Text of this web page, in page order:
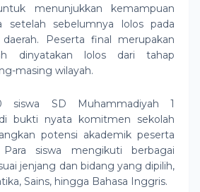
menunjukkan kemampuan
setelah sebelumnya lolos pada
Peserta final merupakan
dinyatakan lolos dari tahap
masing wilayah.
siswa SD Muhammadiyah 1
bukti nyata komitmen sekolah
potensi akademik peserta
siswa mengikuti berbagai
jenjang dan bidang yang dipilih,
Sains, hingga Bahasa Inggris.